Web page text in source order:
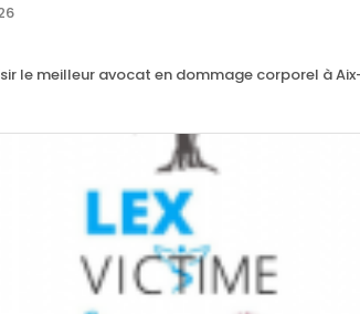
le meilleur avocat en dommage corporel à